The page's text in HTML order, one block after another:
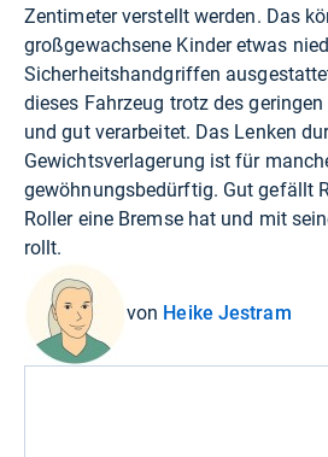
Zentimeter verstellt werden. Das
großgewachsene Kinder etwas
Sicherheitshandgriffen
dieses Fahrzeug trotz des
und gut verarbeitet. Das Lenken
Gewichtsverlagerung ist für
gewöhnungsbedürftig. Gut gefällt
Roller eine Bremse hat und mit
rollt.
von Heike Jestram